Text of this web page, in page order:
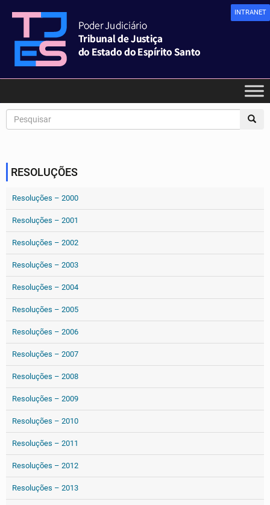
INTRANET
RESOLUÇÕES
Resoluções – 2000
Resoluções – 2001
Resoluções – 2002
Resoluções – 2003
Resoluções – 2004
Resoluções – 2005
Resoluções – 2006
Resoluções – 2007
Resoluções – 2008
Resoluções – 2009
Resoluções – 2010
Resoluções – 2011
Resoluções – 2012
Resoluções – 2013